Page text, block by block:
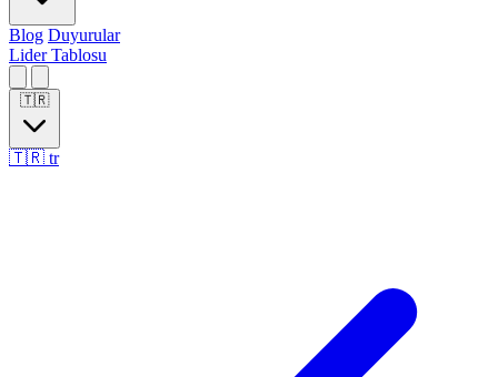
Blog Duyurular
Lider Tablosu
🇹🇷
🇹🇷 tr